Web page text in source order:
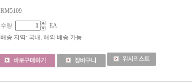
RM5109
수량
EA
배송 지역 : 국내, 해외 배송 가능